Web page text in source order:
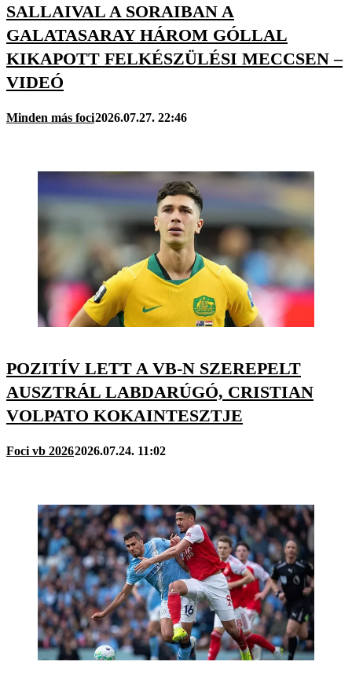
SALLAIVAL A SORAIBAN A
GALATASARAY HÁROM GÓLLAL
KIKAPOTT FELKÉSZÜLÉSI MECCSEN –
VIDEÓ
Minden más foci2026.07.27. 22:46
POZITÍV LETT A VB-N SZEREPELT
AUSZTRÁL LABDARÚGÓ, CRISTIAN
VOLPATO KOKAINTESZTJE
Foci vb 20262026.07.24. 11:02